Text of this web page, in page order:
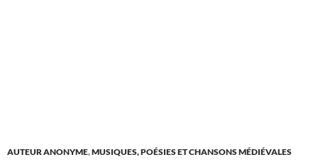
AUTEUR ANONYME,MUSIQUES, POÉSIES ET CHANSONS MÉDIÉVALES